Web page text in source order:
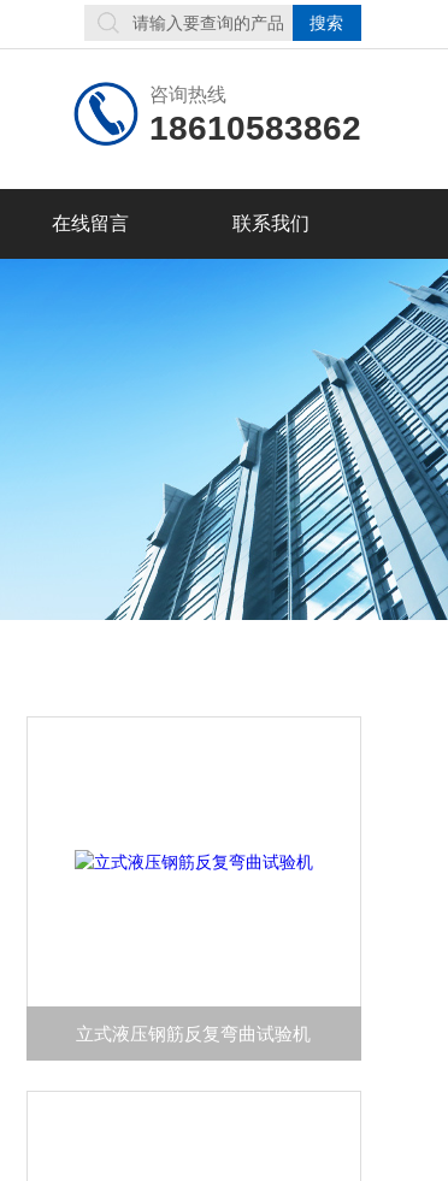
咨询热线
18610583862
在线留言 联系我们
​立式液压钢筋反复弯曲试验机